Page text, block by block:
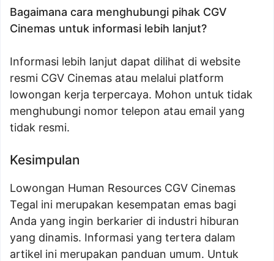
Bagaimana cara menghubungi pihak CGV
Cinemas untuk informasi lebih lanjut?
Informasi lebih lanjut dapat dilihat di website
resmi CGV Cinemas atau melalui platform
lowongan kerja terpercaya. Mohon untuk tidak
menghubungi nomor telepon atau email yang
tidak resmi.
Kesimpulan
Lowongan Human Resources CGV Cinemas
Tegal ini merupakan kesempatan emas bagi
Anda yang ingin berkarier di industri hiburan
yang dinamis. Informasi yang tertera dalam
artikel ini merupakan panduan umum. Untuk